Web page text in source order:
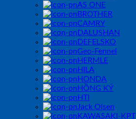
AS ONE
BROTHER
CAMRY
DALUSHAN
DEFELSKO
Geo-Fennel
HERMLE
HILA
HONDA
HỒNG KÝ
HTI
Jack Olsen
KAWASAKI-KPT